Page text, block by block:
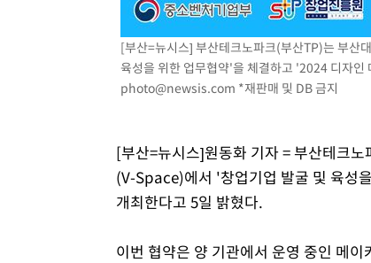
[부산=뉴시스] 부산테크노파크(부산TP)는 부산
육성을 위한 업무협약'을 체결하고 '2024 디자
photo@newsis.com *재판매 및 DB 금지
[부산=뉴시스]원동화 기자 = 부산테크
(V-Space)에서 '창업기업 발굴 및 육성
개최한다고 5일 밝혔다.
이번 협약은 양 기관에서 운영 중인 메